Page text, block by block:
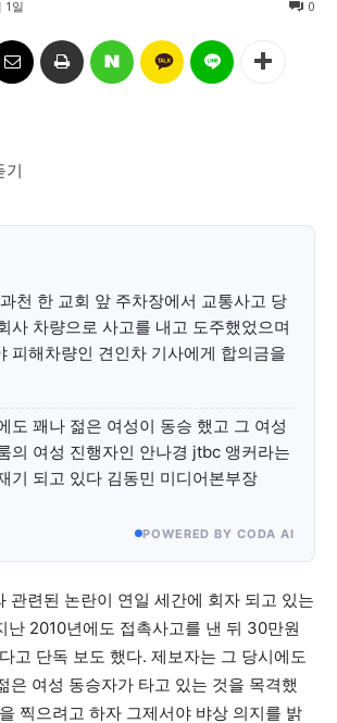
육부
육청
교
0
1일
기
천 한 교회 앞 주차장에서 교통사고 당
사 차량으로 사고를 내고 도주했었으며
피해차량인 견인차 기사에게 합의금을
도 꽤나 젊은 여성이 동승 했고 그 여성
의 여성 진행자인 안나경 jtbc 앵커라는
기 되고 있다 김동민 미디어본부장
POWERED BY CODA AI
관련된 논란이 연일 세간에 회자 되고 있는
난 2010년에도 접촉사고를 낸 뒤 30만원
고 단독 보도 했다. 제보자는 그 당시에도
은 여성 동승자가 타고 있는 것을 목격했
찍으려고 하자 그제서야 뱌상 의지를 밝